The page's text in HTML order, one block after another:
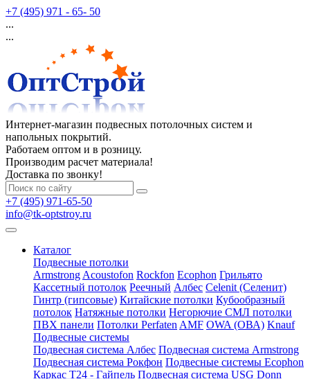
+7 (495) 971 - 65- 50
...
...
Интернет-магазин подвесных потолочных систем и
напольных покрытий.
Работаем оптом и в розницу.
Производим расчет материала!
Доставка по звонку!
+7 (495) 971-65-50
info@tk-optstroy.ru
Каталог
Подвесные потолки
Armstrong Acoustofon Rockfon Ecophon Грильято
Кассетный потолок Реечный Албес Celenit (Селенит)
Гинтр (гипсовые) Китайские потолки Кубообразный
потолок Натяжные потолки Негорючие СМЛ потолки
ПВХ панели Потолки Perfaten AMF OWA (ОВА) Knauf
Подвесные системы
Подвесная система Албес Подвесная система Armstrong
Подвесная система Рокфон Подвесные системы Ecophon
Каркас Т24 - Гайпель Подвесная система USG Donn